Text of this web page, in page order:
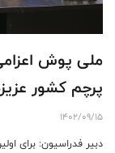
ملی پوش
پرچم کشور
1402/09/15
دبیر فدراسیون: برای